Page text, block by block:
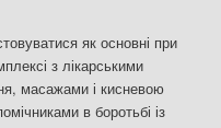
як основні при
з лікарськими
масажами і кисневою
в боротьбі із